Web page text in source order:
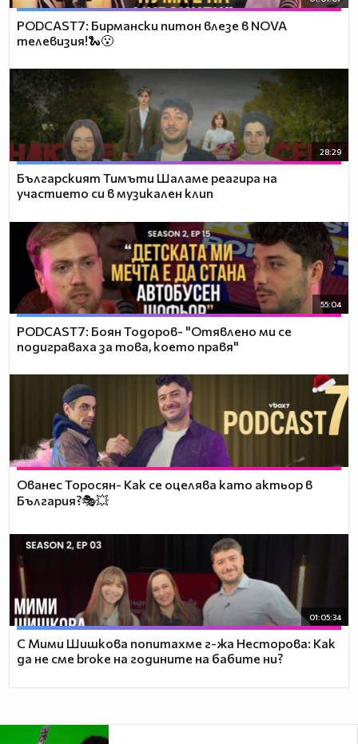
PODCAST7: Бирмански питон влезе в NOVA
телевизия!🐍😮
28:29
Българският Тимъти Шаламе реагира на
участието си в музикален клип
55:04
PODCAST7: ‪Боян Тодоров- "Отявлено ми се
подиграваха за това, което правя"
Ованес Торосян- Как се оцелява като актьор в
България?🎭💥
01:05:34
С Мими Шишкова попитахме г-жа Несторова: Как
да не сме broke на годините на бабите ни?